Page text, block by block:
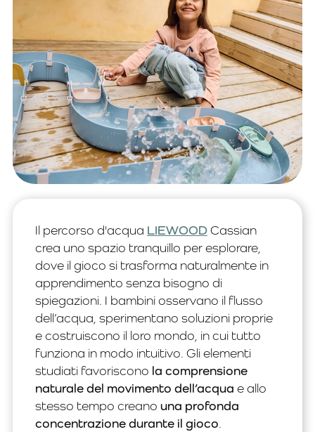
Il percorso d'acqua LIEWOODCassian
crea uno spazio tranquillo per esplorare,
dove il gioco si trasforma naturalmente in
apprendimento senza bisogno di
spiegazioni. I bambini osservano il flusso
dell’acqua, sperimentano soluzioni proprie
e costruiscono il loro mondo, in cui tutto
funziona in modo intuitivo. Gli elementi
studiati favoriscono la comprensione
naturale del movimento dell’acqua e allo
stesso tempo creano una profonda
concentrazione durante il gioco.